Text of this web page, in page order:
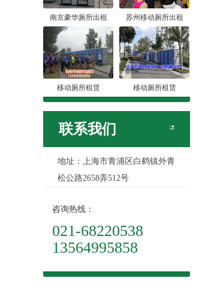
南京豪华厕所出租 苏州移动厕所出租
移动厕所租赁 移动厕所租赁
联系我们
地址：上海市青浦区白鹤镇外青
松公路2658弄512号
咨询热线：
021-68220538
13564995858